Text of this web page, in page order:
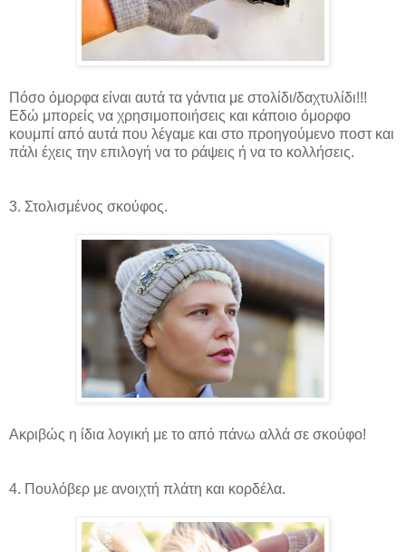
Πόσο όμορφα είναι αυτά τα γάντια με στολίδι/δαχτυλίδι!!!
Εδώ μπορείς να χρησιμοποιήσεις και κάποιο όμορφο
κουμπί από αυτά που λέγαμε και στο προηγούμενο ποστ και
πάλι έχεις την επιλογή να το ράψεις ή να το κολλήσεις.
3. Στολισμένος σκούφος.
Ακριβώς η ίδια λογική με το από πάνω αλλά σε σκούφο!
4. Πουλόβερ με ανοιχτή πλάτη και κορδέλα.